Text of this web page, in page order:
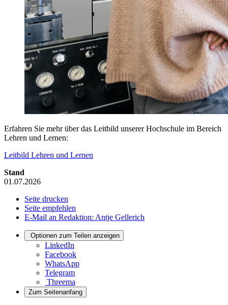
Erfahren Sie mehr über das Leitbild unserer Hochschule im Bereich
Lehren und Lernen:
Leitbild Lehren und Lernen
Stand
01.07.2026
Seite drucken
Seite empfehlen
E-Mail an Redaktion: Antje Gellerich
Optionen zum Teilen anzeigen
LinkedIn
Facebook
WhatsApp
Telegram
Threema
Zum Seitenanfang